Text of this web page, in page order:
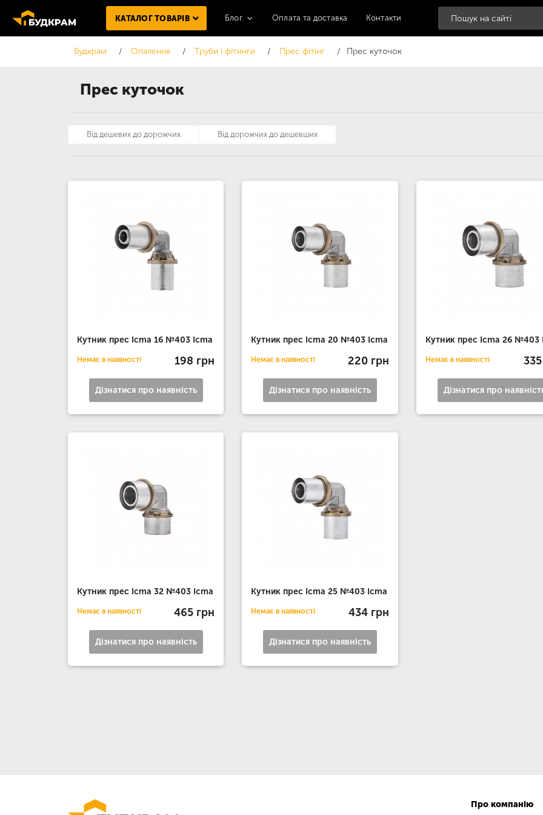
Прес куточок
КАТАЛОГ ТОВАРІВ Блог Оплата та доставка Контакти
Будкрам Опалення Труби і фітинги Прес фітінг Прес куточок
Кутник прес Icma 16 №403 Icma
Немає в наявності 198 грн
Дізнатися про наявність
Кутник прес Icma 20 №403 Icma
Немає в наявності 220 грн
Дізнатися про наявність
Кутник прес Icma 26 №403
Немає в наявності
Дізнатися про
Кутник прес Icma 32 №403 Icma
Немає в наявності 465 грн
Дізнатися про наявність
Кутник прес Icma 25 №403 Icma
Немає в наявності 434 грн
Дізнатися про наявність
Від дешевих до дорожчих Від дорожчих до дешевших
Про компанію